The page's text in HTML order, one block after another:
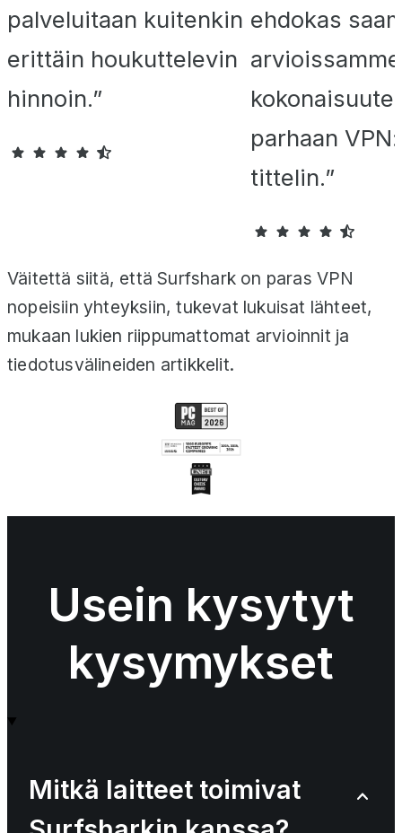
palveluitaan kuitenkin
erittäin houkuttelevin
hinnoin.”
ehdokas
arvioissamme
parhaan
tittelin.”
Väitettä siitä, että Surfshark on paras VPN
nopeisiin yhteyksiin, tukevat lukuisat lähteet,
mukaan lukien riippumattomat arvioinnit ja
tiedotusvälineiden artikkelit.
Usein kysytyt
kysymykset
Mitkä laitteet toimivat